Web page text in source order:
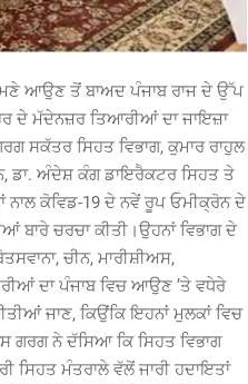
ਆਉਣ ਤੋਂ ਬਾਅਦ ਪੰਜਾਬ ਰਾਜ ਦੇ ਉੱਪ
ਦੇ ਮੱਦੇਨਜ਼ਰ ਤਿਆਰੀਆਂ ਦਾ ਜਾਇਜ਼ਾ
ਸਕੱਤਰ ਸਿਹਤ ਵਿਭਾਗ, ਕੁਮਾਰ ਰਾਹੁਲ
ਡਾ. ਅੰਦੇਸ਼ ਕੰਗ ਡਾਇਰੈਕਟਰ ਸਿਹਤ ਤੇ
ਨਾਲ ਕੋਵਿਡ-19 ਦੇ ਨਵੇਂ ਰੂਪ ਓਮੀਕ੍ਰੋਨ ਦੇ
ਚਰਚਾ ਕੀਤੀ।ਉਹਨਾਂ ਵਿਭਾਗ ਦੇ
ਚੀਨ, ਮਾਰੀਸ਼ੀਅਸ,
ਦਾ ਪੰਜਾਬ ਵਿਚ ਆਉਣ ’ਤੇ ਵਧੇਰੇ
ਜਾਣ, ਕਿਉਂਕਿ ਇਹਨਾਂ ਮੁਲਕਾਂ ਵਿਚ
ਗਰਗ ਨੇ ਦੱਸਿਆ ਕਿ ਸਿਹਤ ਵਿਭਾਗ
ਸਿਹਤ ਮੰਤਰਾਲੇ ਵੱਲੋਂ ਜਾਰੀ ਹਦਾਇਤਾਂ